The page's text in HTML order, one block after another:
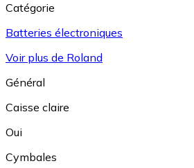
Catégorie
Batteries électroniques
Voir plus de Roland
Général
Caisse claire
Oui
Cymbales